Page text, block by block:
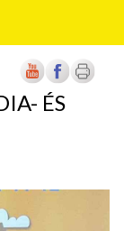
ÉS